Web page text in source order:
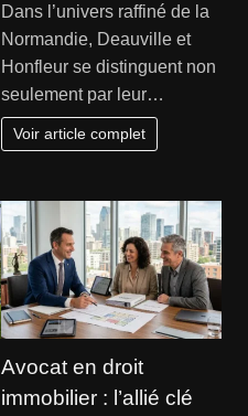
Dans l’univers raffiné de la
Normandie, Deauville et
Honfleur se distinguent non
seulement par leur…
Voir article complet
Avocat en droit
immobilier : l’allié clé